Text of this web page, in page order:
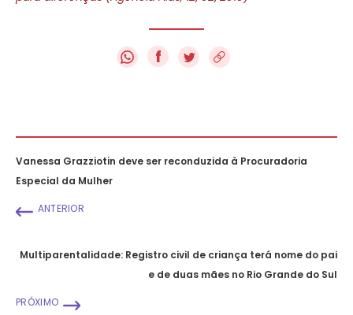
f
Vanessa Grazziotin deve ser reconduzida à Procuradoria
Especial da Mulher
ANTERIOR
Multiparentalidade: Registro civil de criança terá nome do pai
e de duas mães no Rio Grande do Sul
PRÓXIMO